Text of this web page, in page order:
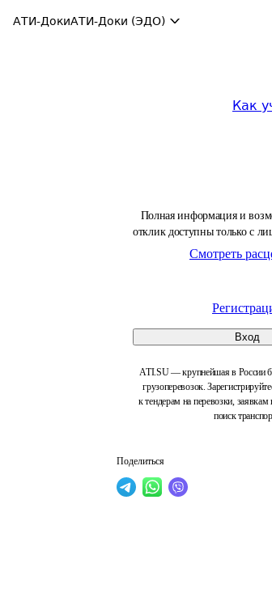
АТИ-ДокиАТИ-Доки (ЭДО)
Как
Полная информация и
отклик доступны только с
Смотреть
Вход
ATI.SU — крупнейшая в России
грузоперевозок.
к тендерам на перевозки, заявкам
поиск
Поделиться